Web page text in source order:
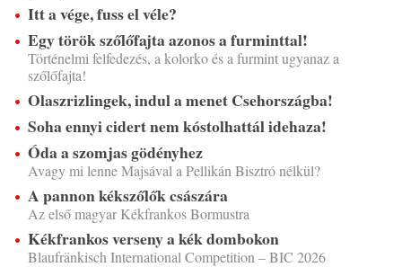
Itt a vége, fuss el véle?
Egy török szőlőfajta azonos a furminttal!
Történelmi felfedezés, a kolorko és a furmint ugyanaz a
szőlőfajta!
Olaszrizlingek, indul a menet Csehországba!
Soha ennyi cidert nem kóstolhattál idehaza!
Óda a szomjas gödényhez
Avagy mi lenne Majsával a Pellikán Bisztró nélkül?
A pannon kékszőlők császára
Az első magyar Kékfrankos Bormustra
Kékfrankos verseny a kék dombokon
Blaufränkisch International Competition – BIC 2026